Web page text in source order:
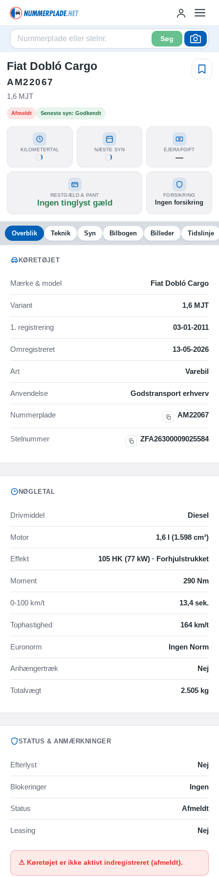
Søg
Fiat Dobló Cargo
AM22067
1,6 MJT
Afmeldt Seneste syn: Godkendt
KILOMETERTAL NÆSTE SYN EJERAFGIFT
—
RESTGÆLD & PANT
Ingen tinglyst gæld
FORSIKRING
Ingen forsikring
Overblik Teknik Syn Bilbogen Billeder Tidslinje
KØRETØJET
Mærke & model Fiat Dobló Cargo
Variant 1,6 MJT
1. registrering 03-01-2011
Omregistreret 13-05-2026
Art Varebil
Anvendelse Godstransport erhverv
Nummerplade AM22067
Stelnummer ZFA26300009025584
NØGLETAL
Drivmiddel Diesel
Motor 1,6 l (1.598 cm³)
Effekt 105 HK (77 kW) · Forhjulstrukket
Moment 290 Nm
0-100 km/t 13,4 sek.
Tophastighed 164 km/t
Euronorm Ingen Norm
Anhængertræk Nej
Totalvægt 2.505 kg
STATUS & ANMÆRKNINGER
Efterlyst Nej
Blokeringer Ingen
Status Afmeldt
Leasing Nej
⚠ Køretøjet er ikke aktivt indregistreret (afmeldt).